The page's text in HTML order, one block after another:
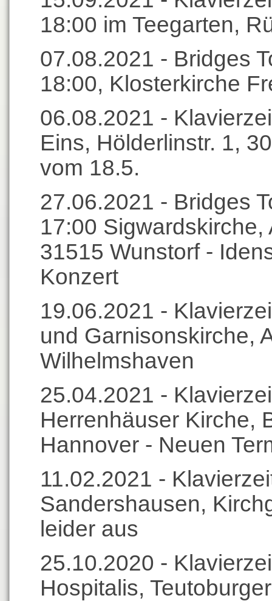
18:00 im Teegarten,
07.08.2021 - Bridges
18:00, Klosterkirche
06.08.2021 -
Eins, Hölderlinstr. 1,
vom 18.5.
27.06.2021 - Bridges
17:00
31515 Wunstorf -
Konzert
19.06.2021 -
und Garnisonskirche,
Wilhelmshaven
25.04.2021 -
Herrenhäuser Kirche,
Hannover - Neuen
11.02.2021 -
Sandershausen,
leider aus
25.10.2020 -
Hospitalis,